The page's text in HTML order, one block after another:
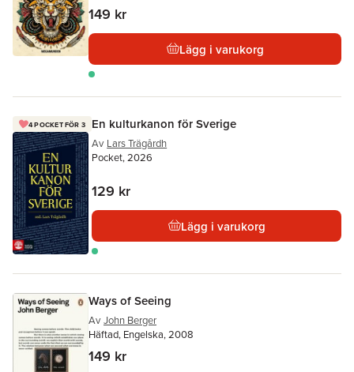
149 kr
Lägg i varukorg
4 POCKET FÖR 3 En kulturkanon för Sverige
Av Lars Trägårdh
Pocket, 2026
129 kr
Lägg i varukorg
Ways of Seeing
Av John Berger
Häftad, Engelska, 2008
149 kr